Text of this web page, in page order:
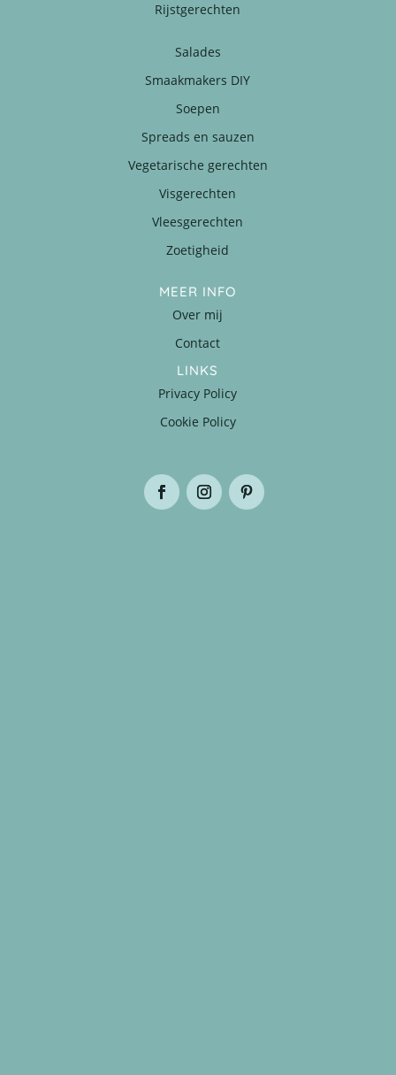
Rijstgerechten
Salades
Smaakmakers DIY
Soepen
Spreads en sauzen
Vegetarische gerechten
Visgerechten
Vleesgerechten
Zoetigheid
MEER INFO
Over mij
Contact
LINKS
Privacy Policy
Cookie Policy